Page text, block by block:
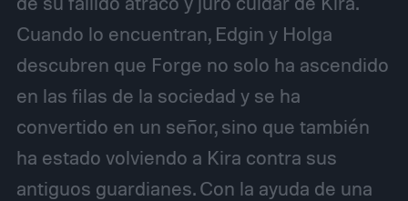
Cuando lo encuentran, Edgin y Holga
descubren que Forge no solo ha ascendido
en las filas de la sociedad y se ha
convertido en un señor, sino que también
ha estado volviendo a Kira contra sus
antiguos guardianes. Con la ayuda de una